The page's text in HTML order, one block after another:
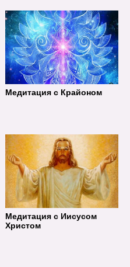
Медитация с Крайоном
Медитация с Иисусом
Христом